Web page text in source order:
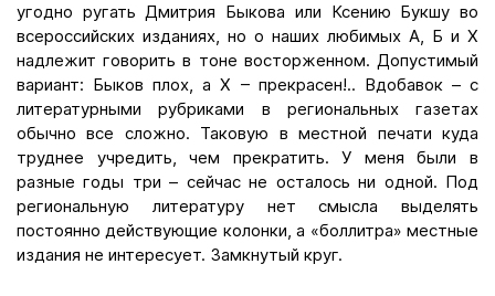
угодно ругать Дмитрия Быкова или Ксению Букшу во
всероссийских изданиях, но о наших любимых А, Б и Х
надлежит говорить в тоне восторженном. Допустимый
вариант: Быков плох, а Х – прекрасен!.. Вдобавок – с
литературными рубриками в региональных газетах
обычно все сложно. Таковую в местной печати куда
труднее учредить, чем прекратить. У меня были в
разные годы три – сейчас не осталось ни одной. Под
региональную литературу нет смысла выделять
постоянно действующие колонки, а «боллитра» местные
издания не интересует. Замкнутый круг.